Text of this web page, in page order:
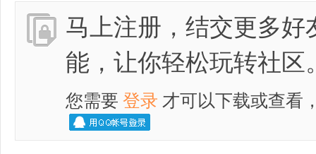
马上注册，结交更多好
能，让你轻松玩转社区
您需要 登录 才可以下载或查看